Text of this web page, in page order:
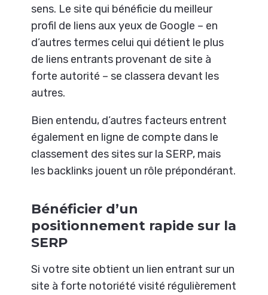
sens. Le site qui bénéficie du meilleur
profil de liens aux yeux de Google – en
d’autres termes celui qui détient le plus
de liens entrants provenant de site à
forte autorité – se classera devant les
autres.
Bien entendu, d’autres facteurs entrent
également en ligne de compte dans le
classement des sites sur la SERP, mais
les backlinks jouent un rôle prépondérant.
Bénéficier d’un
positionnement rapide sur la
SERP
Si votre site obtient un lien entrant sur un
site à forte notoriété visité régulièrement